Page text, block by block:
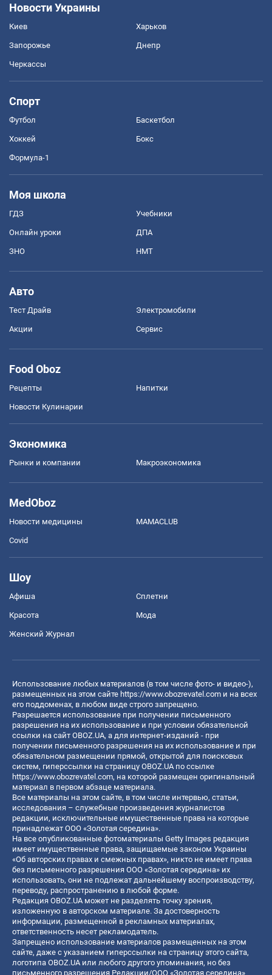
Новости Украины
Киев Харьков
Запорожье Днепр
Черкассы
Спорт
Футбол Баскетбол
Хоккей Бокс
Формула-1
Моя школа
ГДЗ Учебники
Онлайн уроки ДПА
ЗНО НМТ
Авто
Тест Драйв Электромобили
Акции Сервис
Food Oboz
Рецепты Напитки
Новости Кулинарии
Экономика
Рынки и компании Mакроэкономика
MedOboz
Новости медицины MAMACLUB
Covid
Шоу
Афиша Сплетни
Красота Мода
Женский Журнал
Использование любых материалов (в том числе фото- и видео-),
размещенных на этом сайте https://www.obozrevatel.com и на всех
его поддоменах, в любом виде строго запрещено.
Разрешается использование при получении письменного
разрешения на их использование и при условии обязательной
ссылки на сайт OBOZ.UA, а для интернет-изданий - при
получении письменного разрешения на их использование и при
обязательном размещении прямой, открытой для поисковых
систем, гиперссылки на страницу OBOZ.UA по ссылке
https://www.obozrevatel.com, на которой размещен оригинальный
материал в первом абзаце материала.
Все материалы на этом сайте, в том числе интервью, статьи,
исследования – служебные произведения журналистов
редакции, исключительные имущественные права на которые
принадлежат ООО «Золотая середина».
На все опубликованные фотоматериалы Getty Images редакция
имеет имущественные права, защищаемые законом Украины
«Об авторских правах и смежных правах», никто не имеет права
без письменного разрешения ООО «Золотая середина» их
использовать, они не подлежат дальнейшему воспроизводству,
переводу, распространению в любой форме.
Редакция OBOZ.UA может не разделять точку зрения,
изложенную в авторском материале. За достоверность
информации, размещенной в рекламных материалах,
ответственность несет рекламодатель.
Запрещено использование материалов размещенных на этом
сайте, даже с указанием гиперссылки на страницу этого сайта,
логотипа OBOZ.UA или любого другого упоминания, но без
письменного разрешения Редакции/ООО «Золотая середина»